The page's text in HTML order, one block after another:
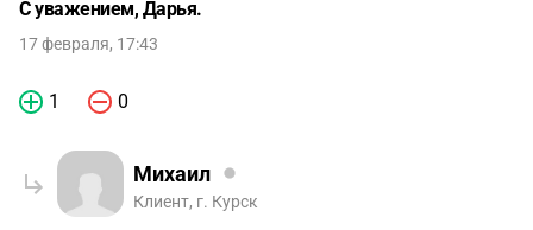
С уважением, Дарья.
17 февраля, 17:43
1 0
Михаил
Клиент, г. Курск